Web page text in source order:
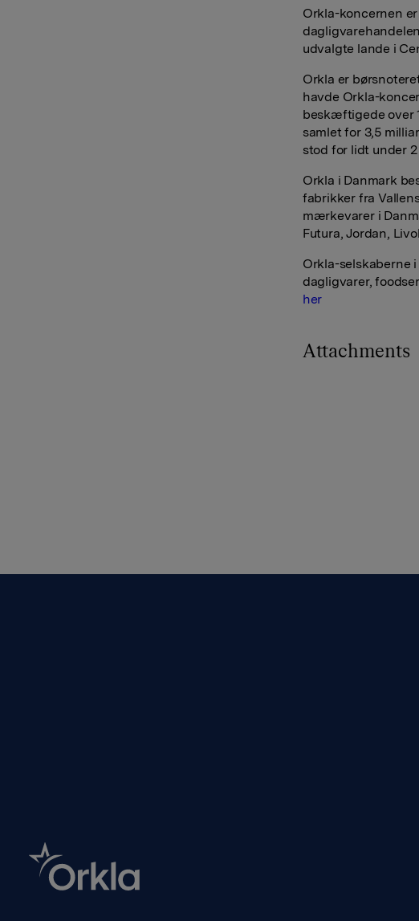
Orkla-koncernen
udvalgte lande i
Orkla er
havde Orkla-
beskæftigede over
samlet for 3,5
stod for lidt under
Orkla i Danmark
fabrikker fra
mærkevarer i
Futura, Jordan,
Orkla-selskaberne
dagligvarer,
her
Attachments